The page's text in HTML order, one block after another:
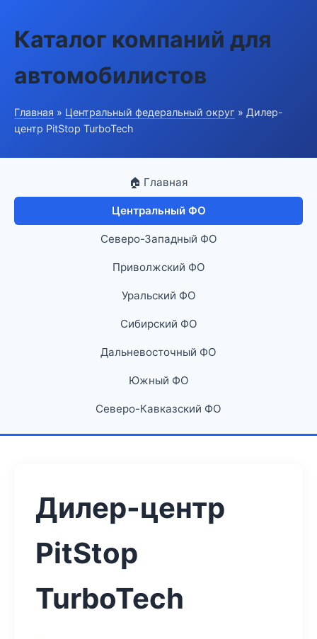
Каталог компаний для
автомобилистов
Главная » Центральный федеральный округ » Дилер-
центр PitStop TurboTech
🏠 Главная
Центральный ФО
Северо-Западный ФО
Приволжский ФО
Уральский ФО
Сибирский ФО
Дальневосточный ФО
Южный ФО
Северо-Кавказский ФО
Дилер-центр
PitStop
TurboTech